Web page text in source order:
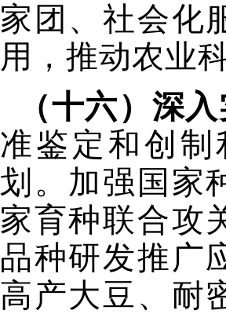
家团、社会化
用，推动农业
（十六）深
准鉴定和创
划。加强国家
家育种联合攻
品种研发推广
高产大豆、耐